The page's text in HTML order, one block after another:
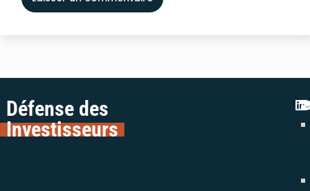
Défense des
Investisseurs